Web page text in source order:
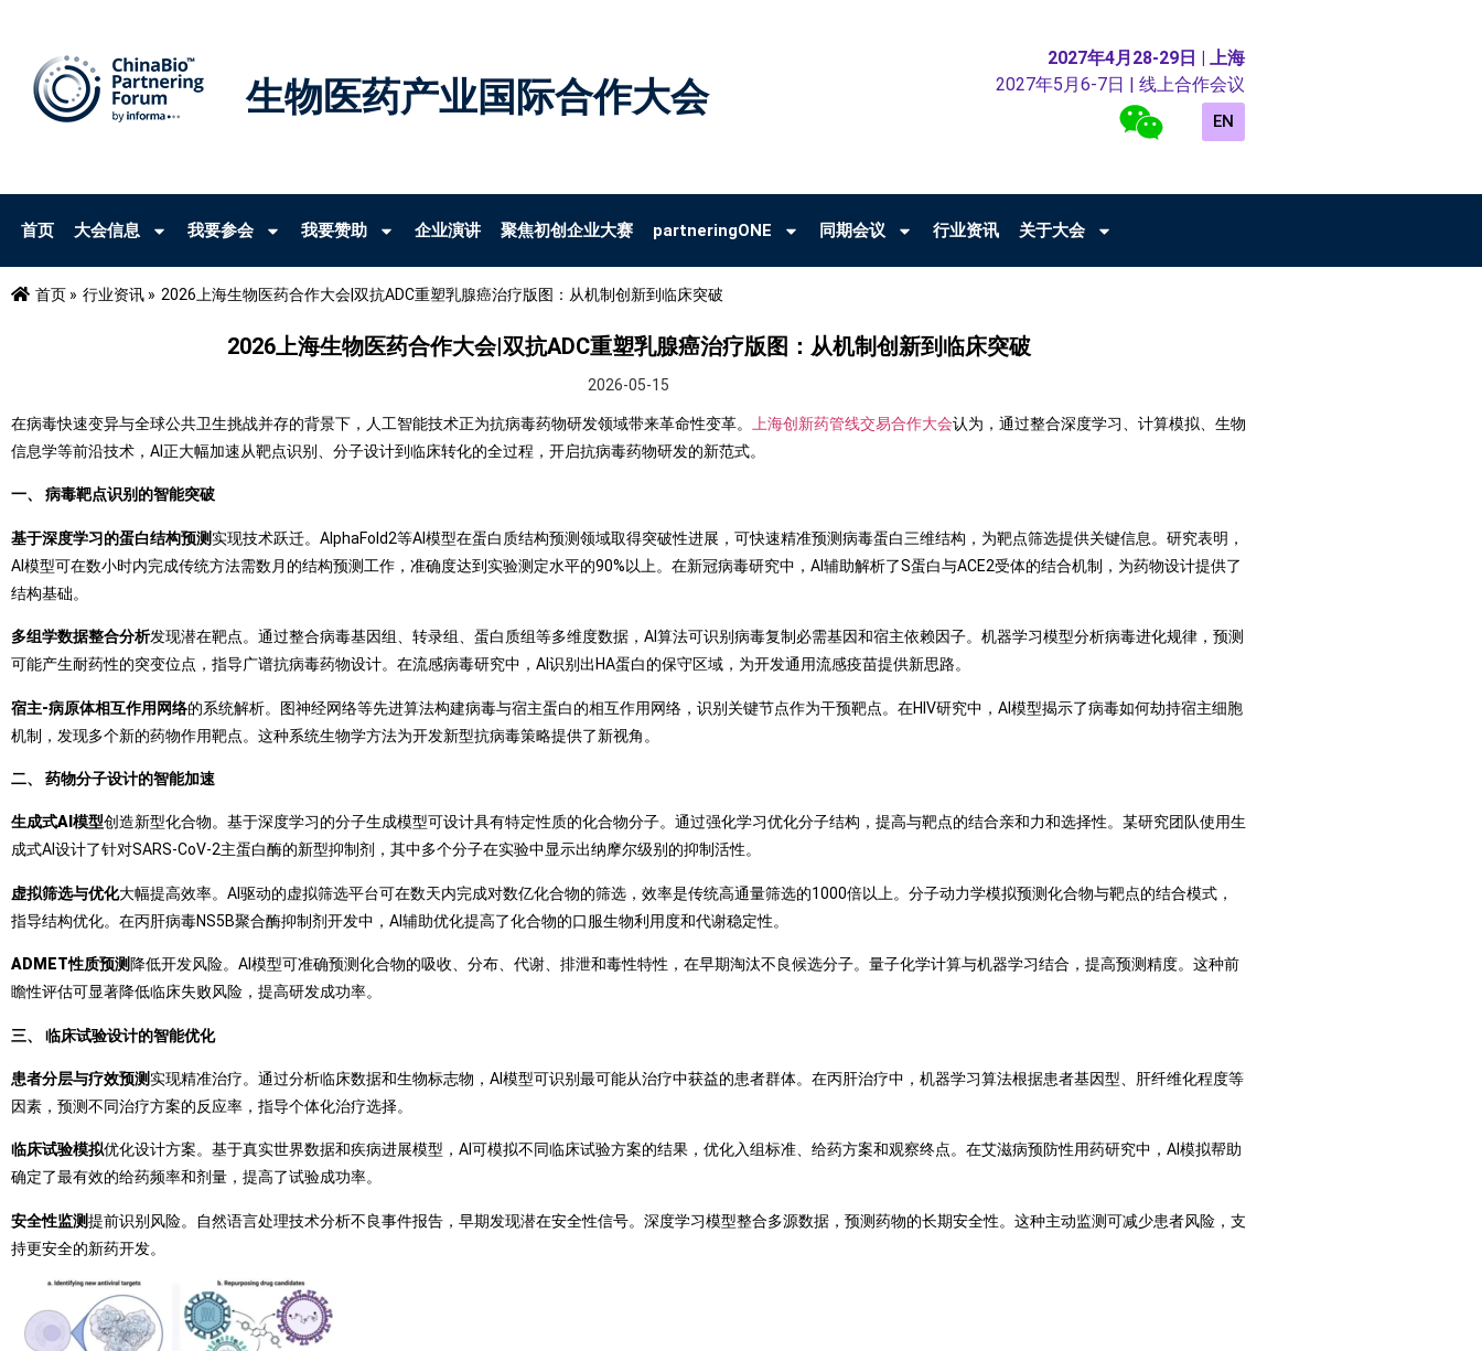
生物医药产业国际合作大会
2027年4月28-29日 | 上海
2027年5月6-7日 | 线上合作会议
EN
首页 大会信息 我要参会 我要赞助 企业演讲 聚焦初创企业大赛 partneringONE 同期会议 行业资讯 关于大会
首页 » 行业资讯 » 2026上海生物医药合作大会|双抗ADC重塑乳腺癌治疗版图：从机制创新到临床突破
2026上海生物医药合作大会|双抗ADC重塑乳腺癌治疗版图：从机制创新到临床突破
2026-05-15
在病毒快速变异与全球公共卫生挑战并存的背景下，人工智能技术正为抗病毒药物研发领域带来革命性变革。 上海创新药管线交易合作大会认为，通过整合深度学习、计算模拟、生物
信息学等前沿技术，AI正大幅加速从靶点识别、分子设计到临床转化的全过程，开启抗病毒药物研发的新范式。
一、 病毒靶点识别的智能突破
基于深度学习的蛋白结构预测实现技术跃迁。AlphaFold2等AI模型在蛋白质结构预测领域取得突破性进展，可快速精准预测病毒蛋白三维结构，为靶点筛选提供关键信息。研究表明，
AI模型可在数小时内完成传统方法需数月的结构预测工作，准确度达到实验测定水平的90%以上。在新冠病毒研究中，AI辅助解析了S蛋白与ACE2受体的结合机制，为药物设计提供了
结构基础。
多组学数据整合分析发现潜在靶点。通过整合病毒基因组、转录组、蛋白质组等多维度数据，AI算法可识别病毒复制必需基因和宿主依赖因子。机器学习模型分析病毒进化规律，预测
可能产生耐药性的突变位点，指导广谱抗病毒药物设计。在流感病毒研究中，AI识别出HA蛋白的保守区域，为开发通用流感疫苗提供新思路。
宿主-病原体相互作用网络的系统解析。图神经网络等先进算法构建病毒与宿主蛋白的相互作用网络，识别关键节点作为干预靶点。在HIV研究中，AI模型揭示了病毒如何劫持宿主细胞
机制，发现多个新的药物作用靶点。这种系统生物学方法为开发新型抗病毒策略提供了新视角。
二、 药物分子设计的智能加速
生成式AI模型创造新型化合物。基于深度学习的分子生成模型可设计具有特定性质的化合物分子。通过强化学习优化分子结构，提高与靶点的结合亲和力和选择性。某研究团队使用生
成式AI设计了针对SARS-CoV-2主蛋白酶的新型抑制剂，其中多个分子在实验中显示出纳摩尔级别的抑制活性。
虚拟筛选与优化大幅提高效率。AI驱动的虚拟筛选平台可在数天内完成对数亿化合物的筛选，效率是传统高通量筛选的1000倍以上。分子动力学模拟预测化合物与靶点的结合模式，
指导结构优化。在丙肝病毒NS5B聚合酶抑制剂开发中，AI辅助优化提高了化合物的口服生物利用度和代谢稳定性。
ADMET性质预测 降低开发风险。AI模型可准确预测化合物的吸收、分布、代谢、排泄和毒性特性，在早期淘汰不良候选分子。量子化学计算与机器学习结合，提高预测精度。这种前
瞻性评估可显著降低临床失败风险，提高研发成功率。
三、 临床试验设计的智能优化
患者分层与疗效预测实现精准治疗。通过分析临床数据和生物标志物，AI模型可识别最可能从治疗中获益的患者群体。在丙肝治疗中，机器学习算法根据患者基因型、肝纤维化程度等
因素，预测不同治疗方案的反应率，指导个体化治疗选择。
临床试验模拟优化设计方案。基于真实世界数据和疾病进展模型，AI可模拟不同临床试验方案的结果，优化入组标准、给药方案和观察终点。在艾滋病预防性用药研究中，AI模拟帮助
确定了最有效的给药频率和剂量，提高了试验成功率。
安全性监测提前识别风险。自然语言处理技术分析不良事件报告，早期发现潜在安全性信号。深度学习模型整合多源数据，预测药物的长期安全性。这种主动监测可减少患者风险，支
持更安全的新药开发。